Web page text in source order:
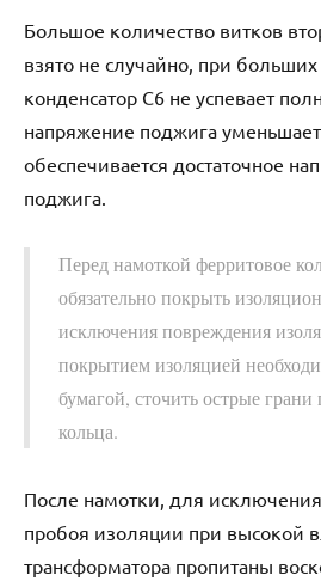
Большое количество витков
взято не случайно, при
конденсатор С6 не успевает
напряжение поджига
обеспечивается достаточное
поджига.
Перед намоткой ферритовое
обязательно покрыть
исключения повреждения
покрытием изоляцией
бумагой, сточить острые
кольца.
После намотки, для
пробоя изоляции при высокой
трансформатора пропитаны